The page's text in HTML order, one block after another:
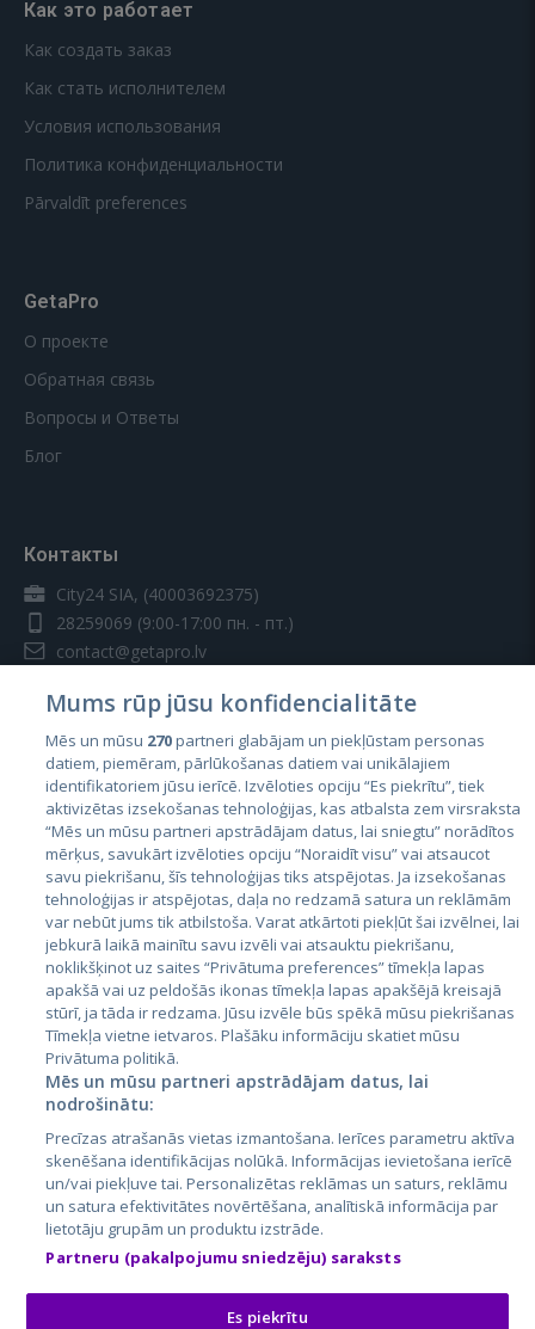
Как это работает
Как создать заказ
Как стать исполнителем
Условия использования
Политика конфиденциальности
Pārvaldīt preferences
GetaPro
О проекте
Обратная связь
Вопросы и Ответы
Блог
Контакты
City24 SIA, (40003692375)
28259069 (9:00-17:00 пн. - пт.)
contact@getapro.lv
Страны
Эстония
Латвия
Литва
City24.lv
City24.ee
GetaPro.lv
GetaPro.ee
Skelbiu.lt
Autoplius.lt
Aruodas.lt
CVbankas.lt
Kainos.lt
Paslaugos.lt
auto24.ee
Osta.ee
KuldneBörs.ee
Mums rūp jūsu konfidencialitāte
Mēs un mūsu 270partneri glabājam un piekļūstam personas
datiem, piemēram, pārlūkošanas datiem vai unikālajiem
identifikatoriem jūsu ierīcē. Izvēloties opciju “Es piekrītu”, tiek
aktivizētas izsekošanas tehnoloģijas, kas atbalsta zem virsraksta
“Mēs un mūsu partneri apstrādājam datus, lai sniegtu” norādītos
mērķus, savukārt izvēloties opciju “Noraidīt visu” vai atsaucot
savu piekrišanu, šīs tehnoloģijas tiks atspējotas. Ja izsekošanas
tehnoloģijas ir atspējotas, daļa no redzamā satura un reklāmām
var nebūt jums tik atbilstoša. Varat atkārtoti piekļūt šai izvēlnei, lai
jebkurā laikā mainītu savu izvēli vai atsauktu piekrišanu,
noklikšķinot uz saites “Privātuma preferences” tīmekļa lapas
apakšā vai uz peldošās ikonas tīmekļa lapas apakšējā kreisajā
stūrī, ja tāda ir redzama. Jūsu izvēle būs spēkā mūsu piekrišanas
Tīmekļa vietne ietvaros. Plašāku informāciju skatiet mūsu
Privātuma politikā.
Mēs un mūsu partneri apstrādājam datus, lai
nodrošinātu:
Precīzas atrašanās vietas izmantošana. Ierīces parametru aktīva
skenēšana identifikācijas nolūkā. Informācijas ievietošana ierīcē
un/vai piekļuve tai. Personalizētas reklāmas un saturs, reklāmu
un satura efektivitātes novērtēšana, analītiskā informācija par
lietotāju grupām un produktu izstrāde.
Partneru (pakalpojumu sniedzēju) saraksts
Es piekrītu